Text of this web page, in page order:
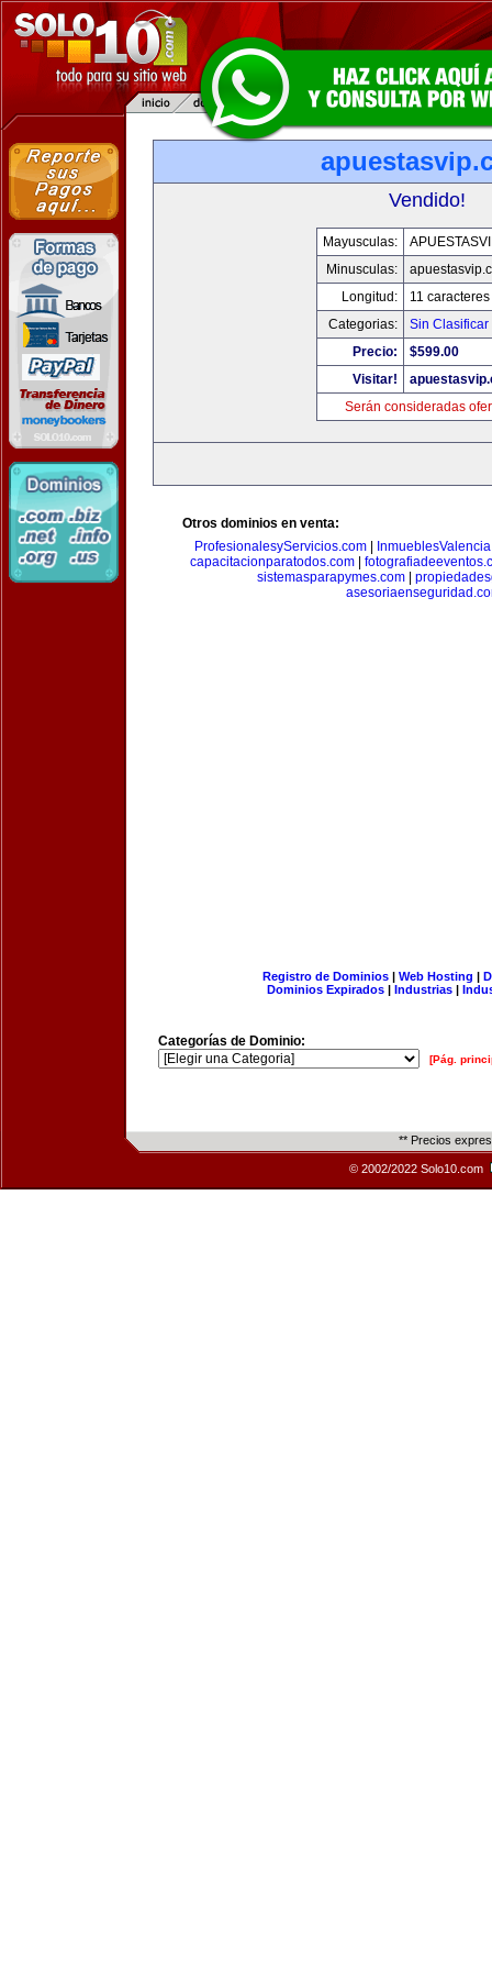
Vendido!
Mayusculas:
Minusculas:
Longitud:
11 caracteres
Categorias:
Sin Clasificar
Precio:
$599.00
Visitar!
Serán consideradas
Otros dominios en venta:
ProfesionalesyServicios.com|
capacitacionparatodos.com|
sistemasparapymes.com|
Registro de Dominios| Web Hosting |
Dominios Expirados | Industrias |
Categorías de Dominio:
[Pág.
** Precios
© 2002/2022 Solo10.com